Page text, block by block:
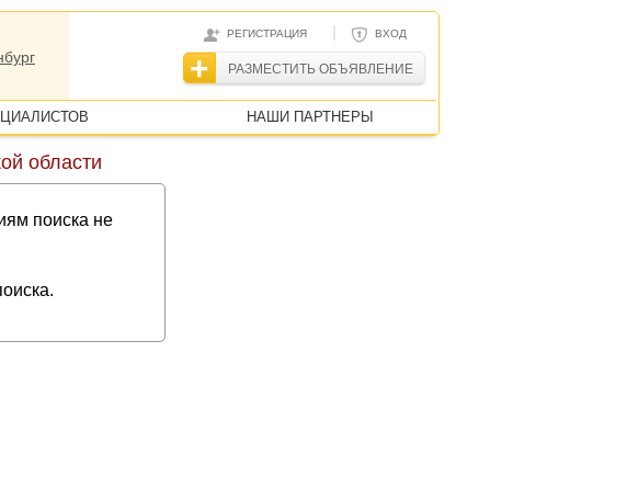
РЕГИСТРАЦИЯ | ВХОД
РАЗМЕСТИТЬ ОБЪЯВЛЕНИЕ
НАШИ ПАРТНЕРЫ
области
поиска не